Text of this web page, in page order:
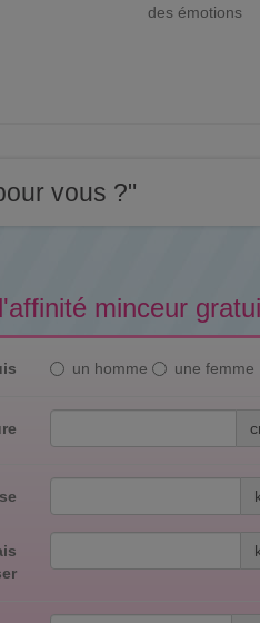
des émotions
vous ?"
minceur
un homme une femme